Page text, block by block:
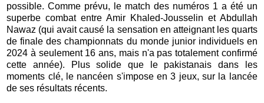
possible. Comme prévu, le match des numéros 1 a été un
superbe combat entre Amir Khaled-Jousselin et Abdullah
Nawaz (qui avait causé la sensation en atteignant les quarts
de finale des championnats du monde junior individuels en
2024 à seulement 16 ans, mais n'a pas totalement confirmé
cette année). Plus solide que le pakistanais dans les
moments clé, le nancéen s'impose en 3 jeux, sur la lancée
de ses résultats récents.